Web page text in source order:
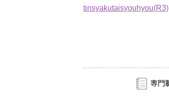
tinsyakutaisyouhyou(R3)